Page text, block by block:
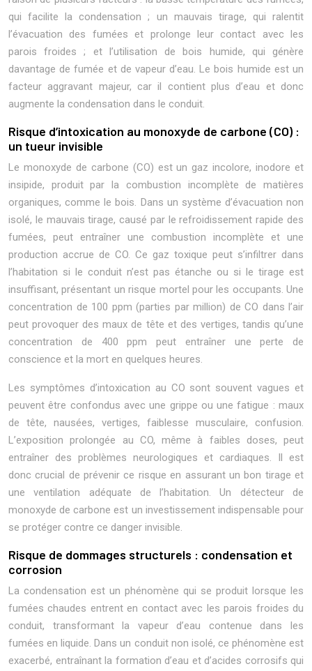
qui facilite la condensation ; un mauvais tirage, qui ralentit
l’évacuation des fumées et prolonge leur contact avec les
parois froides ; et l’utilisation de bois humide, qui génère
davantage de fumée et de vapeur d’eau. Le bois humide est un
facteur aggravant majeur, car il contient plus d’eau et donc
augmente la condensation dans le conduit.
Risque d’intoxication au monoxyde de carbone (CO) :
un tueur invisible
Le monoxyde de carbone (CO) est un gaz incolore, inodore et
insipide, produit par la combustion incomplète de matières
organiques, comme le bois. Dans un système d’évacuation non
isolé, le mauvais tirage, causé par le refroidissement rapide des
fumées, peut entraîner une combustion incomplète et une
production accrue de CO. Ce gaz toxique peut s’infiltrer dans
l’habitation si le conduit n’est pas étanche ou si le tirage est
insuffisant, présentant un risque mortel pour les occupants. Une
concentration de 100 ppm (parties par million) de CO dans l’air
peut provoquer des maux de tête et des vertiges, tandis qu’une
concentration de 400 ppm peut entraîner une perte de
conscience et la mort en quelques heures.
Les symptômes d’intoxication au CO sont souvent vagues et
peuvent être confondus avec une grippe ou une fatigue : maux
de tête, nausées, vertiges, faiblesse musculaire, confusion.
L’exposition prolongée au CO, même à faibles doses, peut
entraîner des problèmes neurologiques et cardiaques. Il est
donc crucial de prévenir ce risque en assurant un bon tirage et
une ventilation adéquate de l’habitation. Un détecteur de
monoxyde de carbone est un investissement indispensable pour
se protéger contre ce danger invisible.
Risque de dommages structurels : condensation et
corrosion
La condensation est un phénomène qui se produit lorsque les
fumées chaudes entrent en contact avec les parois froides du
conduit, transformant la vapeur d’eau contenue dans les
fumées en liquide. Dans un conduit non isolé, ce phénomène est
exacerbé, entraînant la formation d’eau et d’acides corrosifs qui